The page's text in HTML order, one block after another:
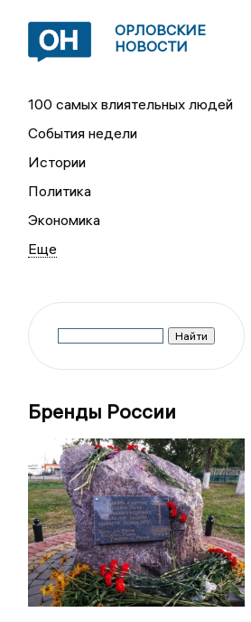
ОРЛОВСКИЕ
НОВОСТИ
100 самых влиятельных людей
События недели
Истории
Политика
Экономика
Бренды России